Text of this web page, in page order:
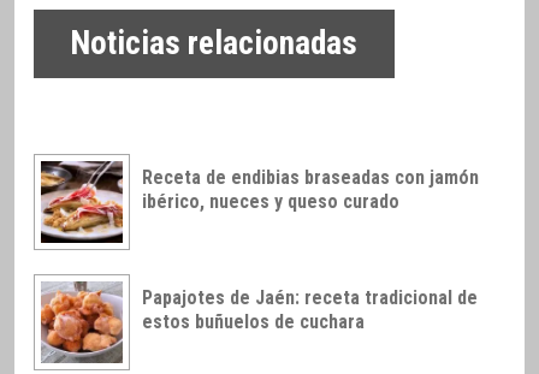
Noticias relacionadas
Receta de endibias braseadas con jamón
ibérico, nueces y queso curado
Papajotes de Jaén: receta tradicional de
estos buñuelos de cuchara